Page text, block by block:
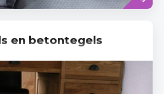
en betontegels